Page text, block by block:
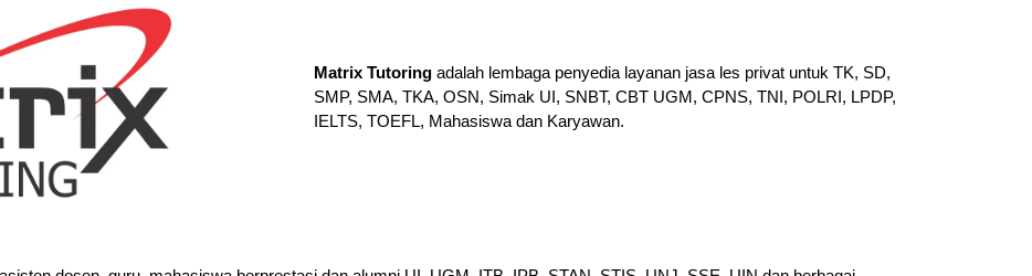
Matrix Tutoring adalah lembaga penyedia layanan jasa les privat untuk TK, SD,
SMP, SMA, TKA, OSN, Simak UI, SNBT, CBT UGM, CPNS, TNI, POLRI, LPDP,
IELTS, TOEFL, Mahasiswa dan Karyawan.